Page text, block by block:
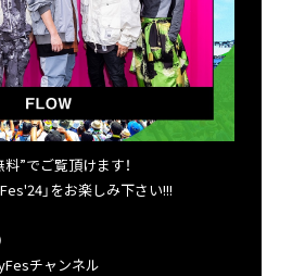
”でご覧頂けます！
」をお楽しみ下さい!!!
チャンネル